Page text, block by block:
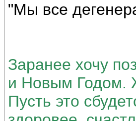
"Мы все
Заранее хочу
и Новым Годом.
Пусть это